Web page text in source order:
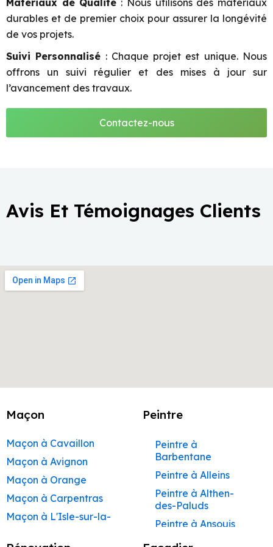
Matériaux de Qualité : Nous utilisons des matériaux
durables et de premier choix pour assurer la longévité
de vos projets.
Suivi Personnalisé : Chaque projet est unique. Nous
offrons un suivi régulier et des mises à jour sur
l’avancement des travaux.
Contactez-nous
Avis Et Témoignages Clients
Maçon
Maçon à Cavaillon
Maçon à Avignon
Maçon à Orange
Maçon à Carpentras
Maçon à L'Isle-sur-la-
Peintre
Peintre à
Barbentane
Peintre à Alleins
Peintre à Althen-
des-Paluds
Peintre à Ansouis
Peintre à Apt